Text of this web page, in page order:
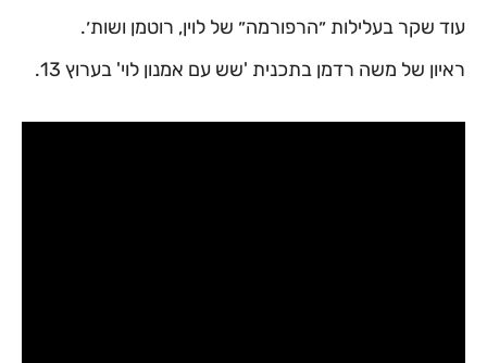
עוד שקר בעלילות ״הרפורמה״ של לוין, רוטמן ושות׳.
ראיון של משה רדמן בתכנית 'שש עם אמנון לוי' בערוץ 13.